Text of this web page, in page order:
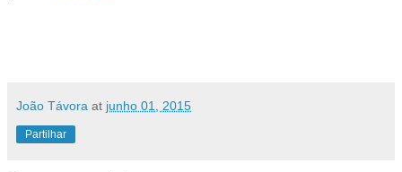
João Távora at junho 01, 2015
Partilhar